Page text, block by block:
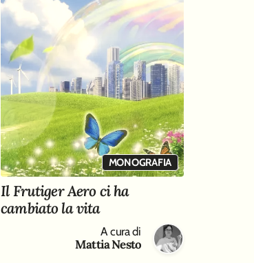
MONOGRAFIA
Il Frutiger Aero ci ha
cambiato la vita
A cura di
Mattia Nesto